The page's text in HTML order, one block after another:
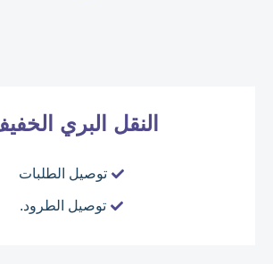
النقل البري الخفيف
توصيل الطلبات
توصيل الطرود.